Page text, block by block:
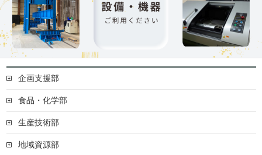
企画支援部
食品・化学部
生産技術部
地域資源部